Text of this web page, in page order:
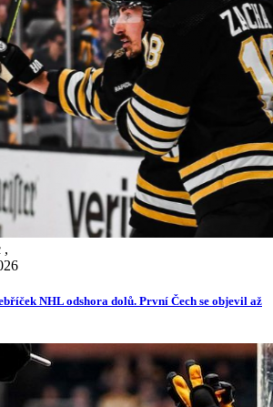
,
NHL odshora dolů. První Čech se objevil až